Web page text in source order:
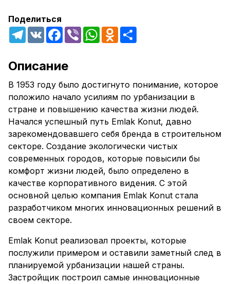
Поделиться
Telegram
VK Facebook
Viber WhatsAppOdnoklassniki
Описание
В 1953 году было достигнуто понимание, которое
положило начало усилиям по урбанизации в
стране и повышению качества жизни людей.
Начался успешный путь Emlak Konut, давно
зарекомендовавшего себя бренда в строительном
секторе. Создание экологически чистых
современных городов, которые повысили бы
комфорт жизни людей, было определено в
качестве корпоративного видения. С этой
основной целью компания Emlak Konut стала
разработчиком многих инновационных решений в
своем секторе.
Emlak Konut реализовал проекты, которые
послужили примером и оставили заметный след в
планируемой урбанизации нашей страны.
Застройщик построил самые инновационные